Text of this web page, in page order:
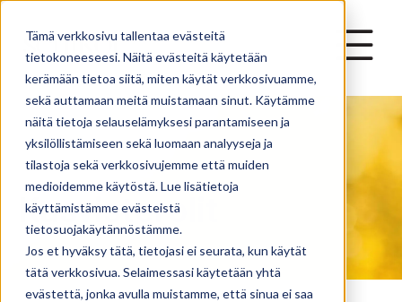
Tämä verkkosivu tallentaa evästeitä
tietokoneeseesi. Näitä evästeitä käytetään
kerämään tietoa siitä, miten käytät verkkosivuamme,
sekä auttamaan meitä muistamaan sinut. Käytämme
näitä tietoja selauselämyksesi parantamiseen ja
yksilöllistämiseen sekä luomaan analyyseja ja
tilastoja sekä verkkosivujemme että muiden
medioidemme käytöstä. Lue lisätietoja
käyttämistämme evästeistä
tietosuojakäytännöstämme.
Jos et hyväksy tätä, tietojasi ei seurata, kun käytät
tätä verkkosivua. Selaimessasi käytetään yhtä
evästettä, jonka avulla muistamme, että sinua ei saa
Kasvisterolit